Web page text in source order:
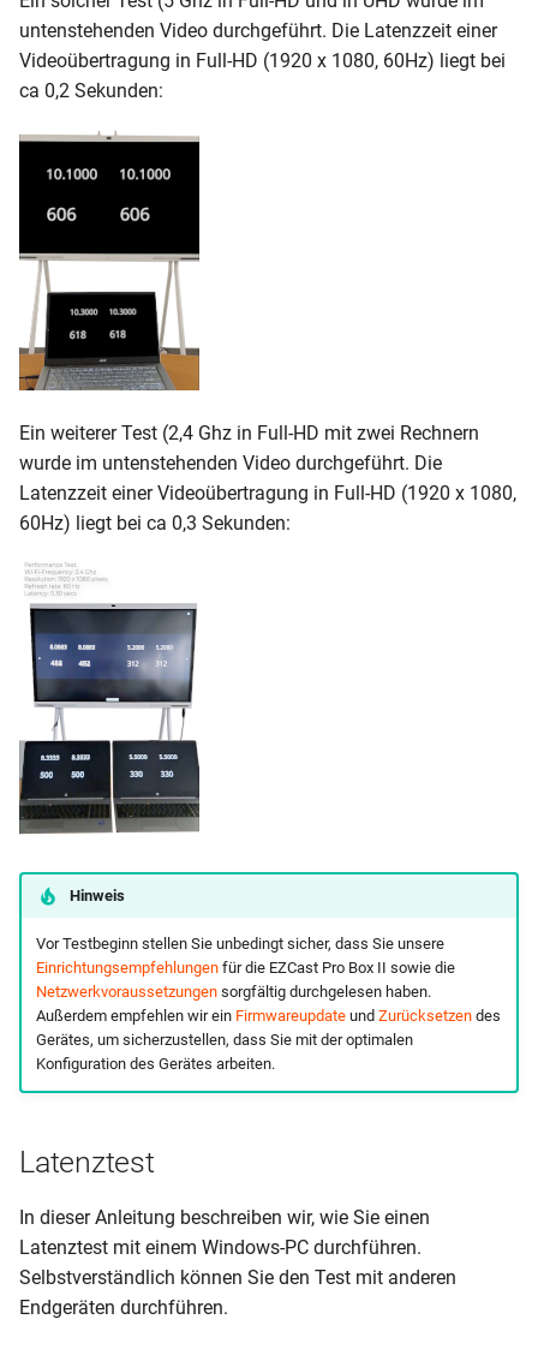
t
i
a
Monitor-Modus
ProCast
Unbeaufsichtigte Installation
Langer Leistungstest
Auto Mouse Mover
herunterladen
abspielen
durchführen
Miracast unter Windows:
EZCast Pro Software
Streamingprotokoll
Confire Cloud (CMS)
Erweiterte Funktionen
ProCast
Firmware aktualisieren
Mit WLAN/LAN verbinden
Projizieren auf diesen PC
Über das Gerät
Was tun bei
Stabilitätsproblemen?
untenstehenden Video durchgeführt. Die Latenzzeit einer
Videoübertragung in Full-HD (1920 x 1080, 60Hz) liegt bei
ca 0,2 Sekunden:
Ein weiterer Test (2,4 Ghz in Full-HD mit zwei Rechnern
wurde im untenstehenden Video durchgeführt. Die
Latenzzeit einer Videoübertragung in Full-HD (1920 x 1080,
60Hz) liegt bei ca 0,3 Sekunden:
Hinweis
Vor Testbeginn stellen Sie unbedingt sicher, dass Sie unsere
Einrichtungsempfehlungenfür die EZCast Pro Box II sowie die
Netzwerkvoraussetzungensorgfältig durchgelesen haben.
Außerdem empfehlen wir ein Firmwareupdateund Zurücksetzendes
Gerätes, um sicherzustellen, dass Sie mit der optimalen
Konfiguration des Gerätes arbeiten.
Latenztest
In dieser Anleitung beschreiben wir, wie Sie einen
Latenztest mit einem Windows-PC durchführen.
Selbstverständlich können Sie den Test mit anderen
Endgeräten durchführen.